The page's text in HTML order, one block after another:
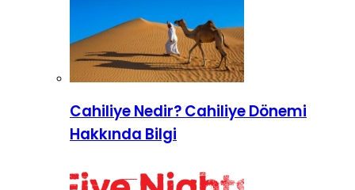
Cahiliye Nedir? Cahiliye Dönemi
Hakkında Bilgi